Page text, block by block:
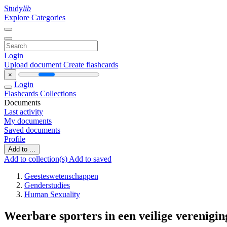
Studylib
Explore Categories
Login
Upload document Create flashcards
×
Login
Flashcards Collections
Documents
Last activity
My documents
Saved documents
Profile
Add to ...
Add to collection(s) Add to saved
Geesteswetenschappen
Genderstudies
Human Sexuality
Weerbare sporters in een veilige